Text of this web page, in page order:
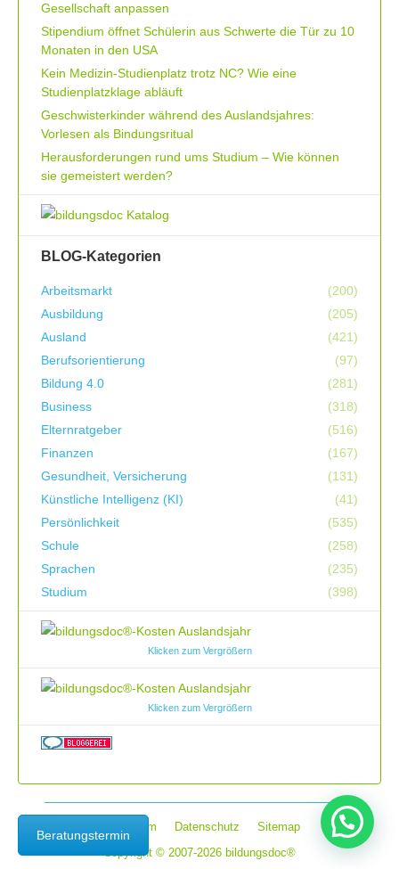
Gesellschaft anpassen
Stipendium öffnet Schülerin aus Schwerte die Tür zu 10
Monaten in den USA
Kein Medizin-Studienplatz trotz NC? Wie eine
Studienplatzklage abläuft
Geschwisterkinder während des Auslandsjahres:
Vorlesen als Bindungsritual
Herausforderungen rund ums Studium – Wie können
sie gemeistert werden?
BLOG-Kategorien
Arbeitsmarkt
(200)
Ausbildung
(205)
Ausland
(421)
Berufsorientierung
(97)
Bildung 4.0
(281)
Business
(318)
Elternratgeber
(516)
Finanzen
(167)
Gesundheit, Versicherung
(131)
Künstliche Intelligenz (KI)
(41)
Persönlichkeit
(535)
Schule
(258)
Sprachen
(235)
Studium
(398)
Klicken zum Vergrößern
Klicken zum Vergrößern
Impressum Datenschutz
Sitemap
Copyright © 2007-2026 bildungsdoc®
Beratungstermin